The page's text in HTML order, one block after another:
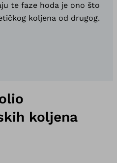
te faze hoda je ono što
koljena od drugog.
koljena